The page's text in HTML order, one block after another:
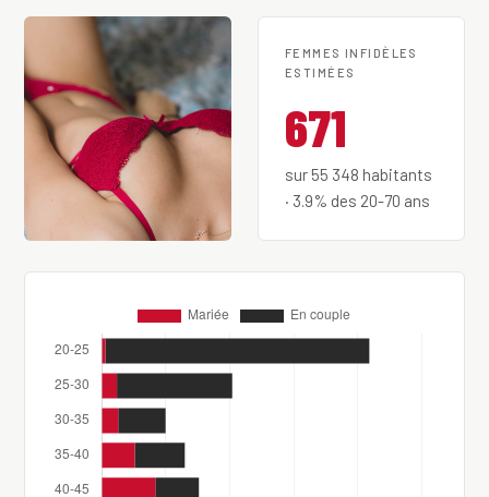
FEMMES INFIDÈLES
ESTIMÉES
671
sur 55 348 habitants
· 3.9% des 20-70 ans